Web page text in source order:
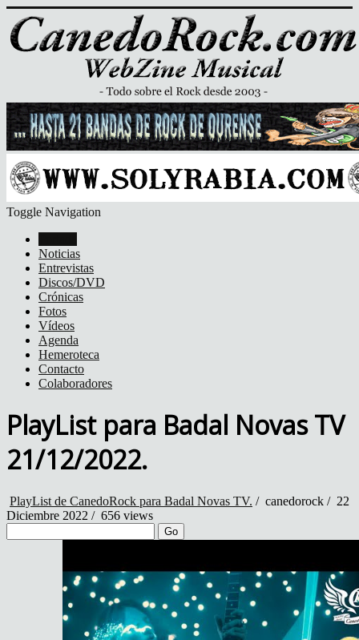
Toggle Navigation
Noticias
Entrevistas
Discos/DVD
Crónicas
Fotos
Vídeos
Agenda
Hemeroteca
Contacto
Colaboradores
PlayList para Badal Novas TV
21/12/2022.
PlayList de CanedoRock para Badal Novas TV. / canedorock / 22
Diciembre 2022 / 656 views
Go